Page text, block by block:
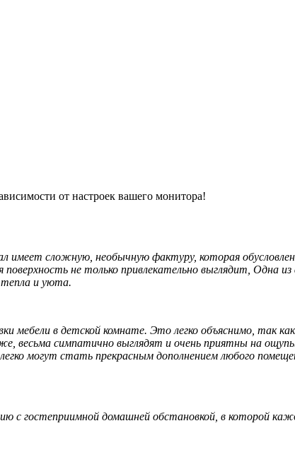
от настроек вашего монитора!
сложную, необычную фактуру, которая
не только привлекательно выглядит, Одна
тепла и уюта.
в детской комнате. Это легко объяснимо, так
весьма симпатично выглядят и очень приятны на
могут стать прекрасным дополнением любого
с гостеприимной домашней обстановкой, в которой